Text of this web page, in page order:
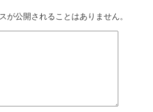
が公開されることはありません。